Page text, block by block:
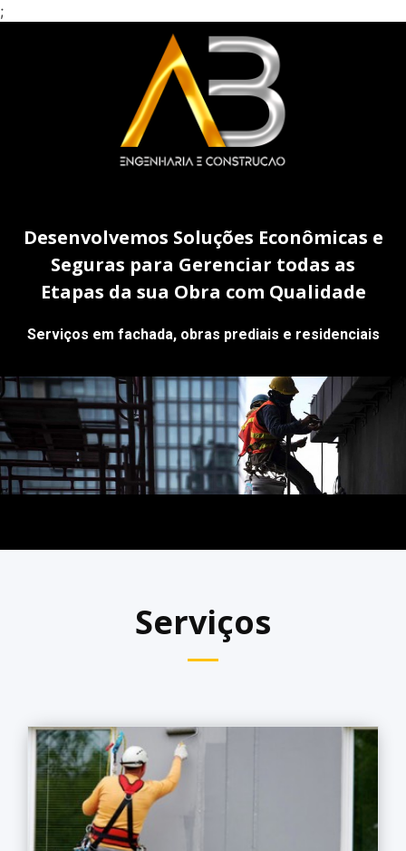
;
Desenvolvemos Soluções Econômicas e
Seguras para Gerenciar todas as
Etapas da sua Obra com Qualidade
Serviços em fachada, obras prediais e residenciais
Serviços